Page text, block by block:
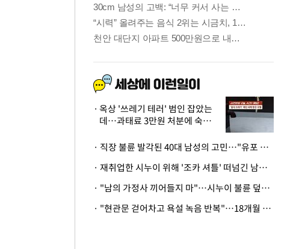
옥상 '쓰레기 테러' 범인 잡았는
데…과태료 3만원 처분에 숙박업
· 직장 불륜 발각된 40대 남성의 고민…"유포 동료 명예훼손·협박죄 고소 가능할까"
· 재취업한 시누이 위해 '조카 셔틀' 떠넘긴 남편…아내 "난 못한다"
· "남의 가정사 끼어들지 마"…시누이 불륜 덮으려는 남편에 억울한 아내
· "현관문 걷어차고 욕설 녹음 반복"…18개월 아기 키우는 집 뒤흔든 '앞집의 비극'